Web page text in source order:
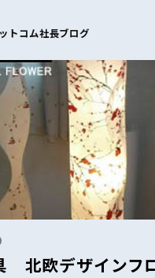
トコム社長ブログ
北欧デザインフ